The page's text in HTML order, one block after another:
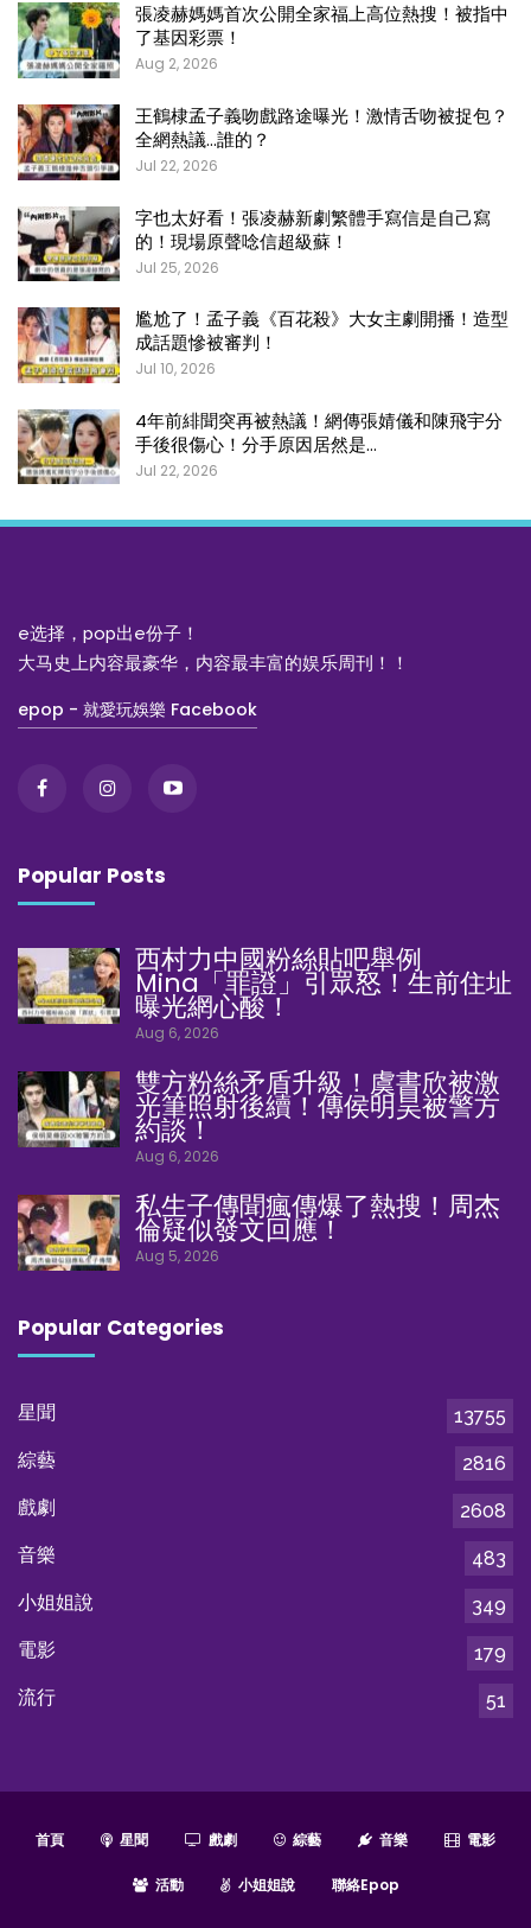
張凌赫媽媽首次公開全家福上高位熱搜！被指中
了基因彩票！
Aug 2, 2026
王鶴棣孟子義吻戲路途曝光！激情舌吻被捉包？
全網熱議…誰的？
Jul 22, 2026
字也太好看！張凌赫新劇繁體手寫信是自己寫
的！現場原聲唸信超級蘇！
Jul 25, 2026
尷尬了！孟子義《百花殺》大女主劇開播！造型
成話題慘被審判！
Jul 10, 2026
4年前緋聞突再被熱議！網傳張婧儀和陳飛宇分
手後很傷心！分手原因居然是…
Jul 22, 2026
e选择，pop出e份子！
大马史上内容最豪华，内容最丰富的娱乐周刊！！
epop - 就愛玩娛樂 Facebook
Popular Posts
西村力中國粉絲貼吧舉例
Mina「罪證」引眾怒！生前住址
曝光網心酸！
Aug 6, 2026
雙方粉絲矛盾升級！虞書欣被激
光筆照射後續！傳侯明昊被警方
約談！
Aug 6, 2026
私生子傳聞瘋傳爆了熱搜！周杰
倫疑似發文回應！
Aug 5, 2026
Popular Categories
星聞
13755
綜藝
2816
戲劇
2608
音樂
483
小姐姐說
349
電影
179
流行
51
首頁 星聞 戲劇 綜藝 音樂 電影
活動 小姐姐說 聯絡epop